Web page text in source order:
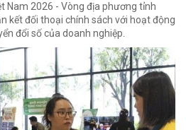
Nam 2026 - Vòng địa phương tỉnh
kết đối thoại chính sách với hoạt động
đổi số của doanh nghiệp.